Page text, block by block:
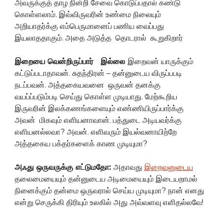
அவருக்குத் தாழ நின்றி சேவை கொடுப்பதால் கண்டு
கொள்ளலாம். இவ்விருவரின் உண்மை நிலையும்
அறியாதர்க்கு எம்பெருமானைப் பணிய வைப்பது
இயலாததாகும். அதை அடுத்த தொடரால் கூறுகிறார்
இறையை வென்றிருப்பார் இல்லை இறைவன் யாருக்கும்
கட்டுப்படாதாவன். சுதந்திரன் – தன்னுடைய விருப்பபடி
நடப்பவன். அத்தகையவனை ஒருவன் தனக்கு
வயப்ப்படும்படி செய்து கொள்ள முடியாது. மேற்கூறிய
இருவரின் இலக்கணங்களையும் எண்ணியிருப்பார்க்கு
அவன் மிகவும் எளியனாவான். பத்துடை அடியவர்க்கு
எளியனல்லவா? அவன். எளிவரும் இயல்வனாயிற்றே
அத்தகைய பக்தர்களைக் காண முடியுமா?
அஃது ஒருவருக்கு எட்டுமதோ: அதாவது இறைவனுடைய
தலைமையையும் தன்னுடைய அடிமையையும் இடையறாமல்
நினைக்கும் தன்மை ஒருவரால் செய்ய முடியுமா? நான் எனது
என்று செருக்கி திரியும் உலகில் அது அவ்வளவு எளிதல்லவே!